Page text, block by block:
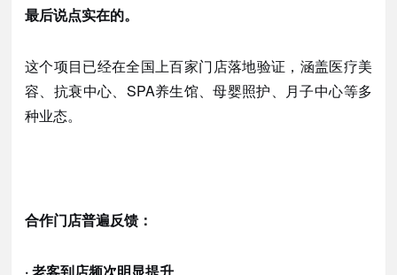
最后说点实在的。
这个项目已经在全国上百家门店落地验证，涵盖医疗美
容、抗衰中心、 SPA养生馆、母婴照护、月子中心等多
种业态。
合作门店普遍反馈：